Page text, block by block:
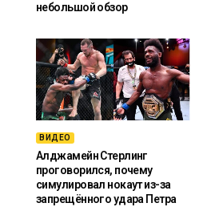
небольшой обзор
ВИДЕО
Алджамейн Стерлинг
проговорился, почему
симулировал нокаут из-за
запрещённого удара Петра